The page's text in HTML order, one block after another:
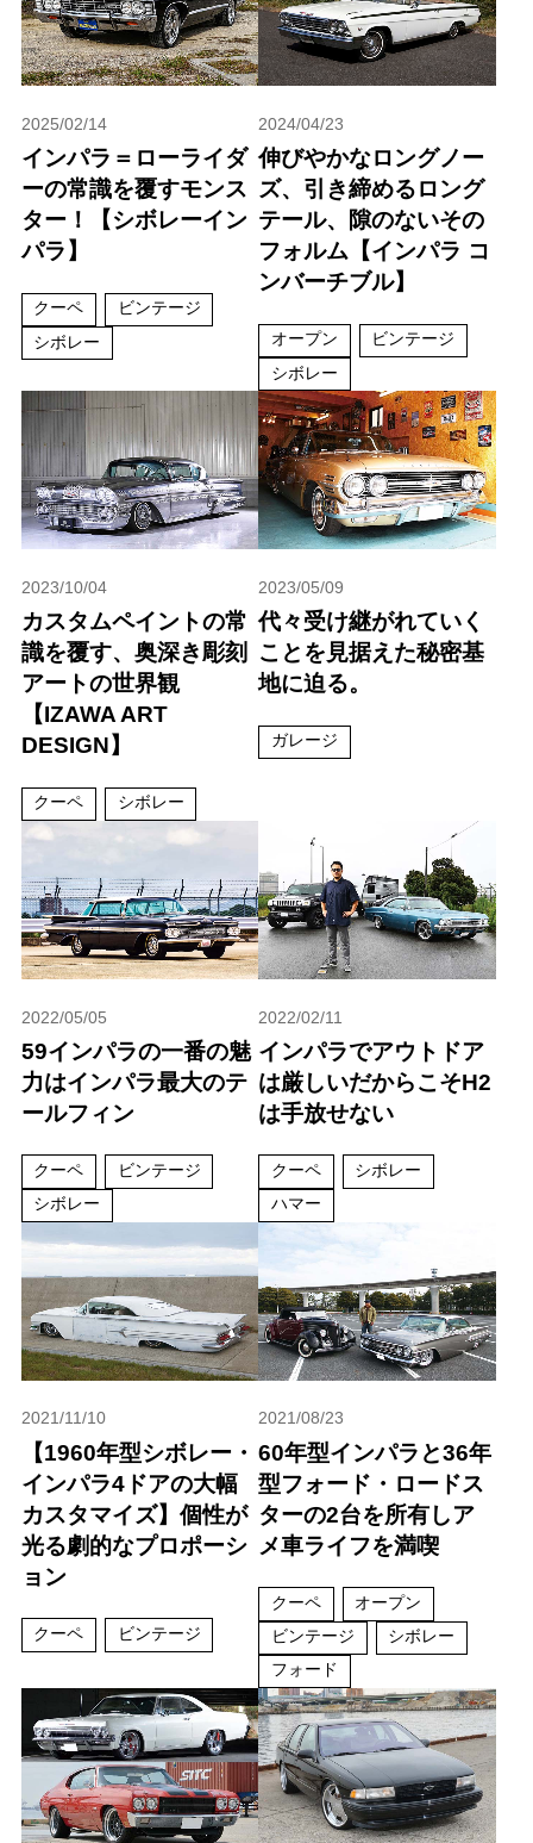
2025/02/14
インパラ＝ローライダ
ーの常識を覆すモンス
ター！【シボレーイン
パラ】
クーペ
ビンテージ
シボレー
2024/04/23
伸びやかなロングノー
ズ、引き締めるロング
テール、隙のないその
フォルム【インパラ コ
ンバーチブル】
オープン
ビンテージ
シボレー
2023/10/04
カスタムペイントの常
識を覆す、奥深き彫刻
アートの世界観
【IZAWA ART
DESIGN】
クーペ シボレー
2023/05/09
代々受け継がれていく
ことを見据えた秘密基
地に迫る。
ガレージ
2022/05/05
59インパラの一番の魅
力はインパラ最大のテ
ールフィン
クーペ
ビンテージ
シボレー
2022/02/11
インパラでアウトドア
は厳しいだからこそH2
は手放せない
クーペ
シボレー
ハマー
2021/11/10
【1960年型シボレー・
インパラ4ドアの大幅
カスタマイズ】個性が
光る劇的なプロポーシ
ョン
クーペ ビンテージ
2021/08/23
60年型インパラと36年
型フォード・ロードス
ターの2台を所有しア
メ車ライフを満喫
クーペ
オープン
ビンテージ
シボレー
フォード